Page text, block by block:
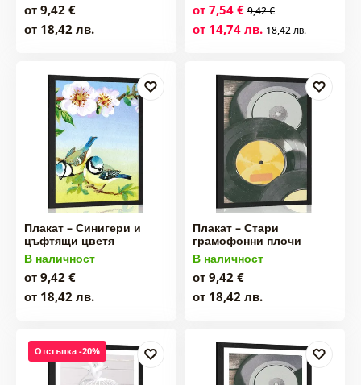
от 9,42 €
от 18,42 лв.
от 7,54 € 9,42 €
от 14,74 лв. 18,42 лв.
Плакат – Синигери и
цъфтящи цветя
В наличност
от 9,42 €
от 18,42 лв.
Плакат – Стари
грамофонни плочи
В наличност
от 9,42 €
от 18,42 лв.
Отстъпка -20%